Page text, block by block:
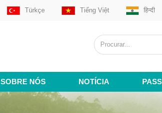
Türkçe Tiếng Việt हिन्दी
SOBRE NÓS NOTÍCIA